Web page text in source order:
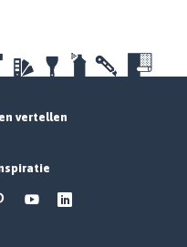
vertellen